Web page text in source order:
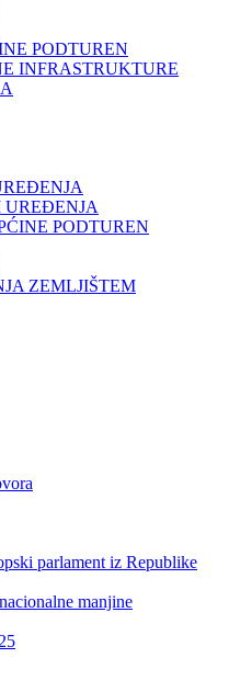
PODTUREN
INFRASTRUKTURE
PODTUREN
ZEMLJIŠTEM
parlament iz Republike
manjine